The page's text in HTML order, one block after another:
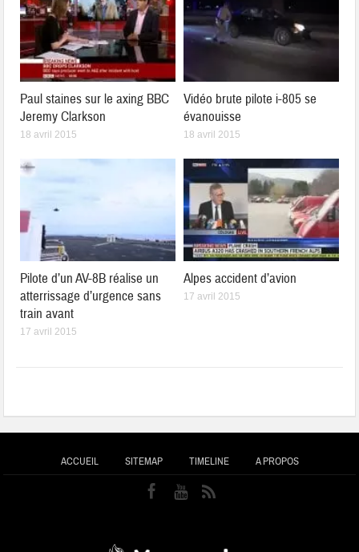
Paul staines sur le axing BBC
Jeremy Clarkson
18 avril 2015
Vidéo brute pilote i-805 se
évanouisse
18 avril 2015
Pilote d’un AV-8B réalise un
atterrissage d’urgence sans
train avant
17 avril 2015
Alpes accident d’avion
17 avril 2015
ACCUEIL SITEMAP TIMELINE A PROPOS